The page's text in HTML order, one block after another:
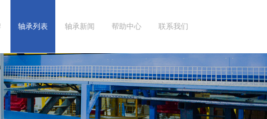
轴承列表 轴承新闻 帮助中心 联系我们